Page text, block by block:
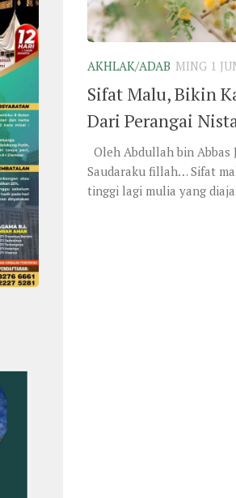
AKHLAK/ADAB MING 1
Sifat Malu, Bikin
Dari Perangai
Oleh Abdullah bin Abbas
Saudaraku fillah… Sifat
tinggi lagi mulia yang